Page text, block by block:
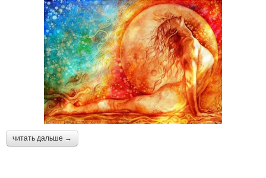
читать дальше →